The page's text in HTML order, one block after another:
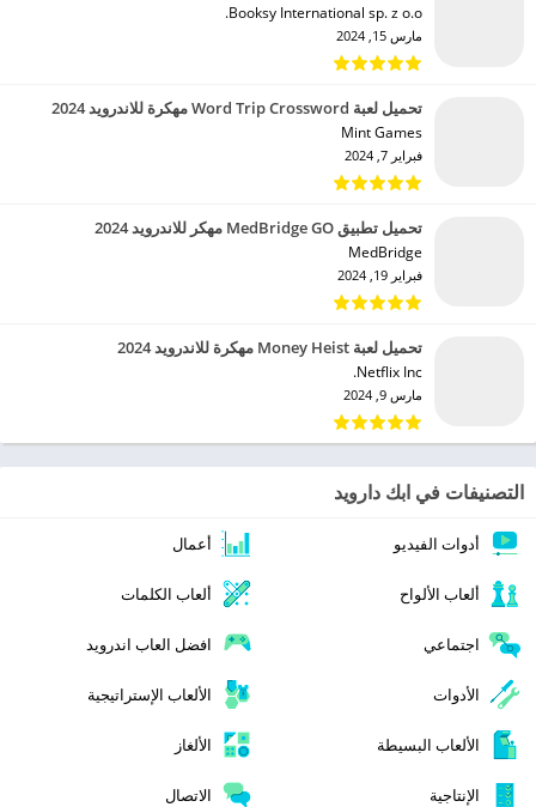
Booksy International sp. z o.o.‏
مارس 15, 2024
تحميل لعبة Word Trip Crossword مهكرة للاندرويد 2024
Mint Games‏
فبراير 7, 2024
تحميل تطبيق MedBridge GO مهكر للاندرويد 2024
MedBridge‏
فبراير 19, 2024
تحميل لعبة Money Heist مهكرة للاندرويد 2024
Netflix Inc.‏
مارس 9, 2024
التصنيفات في ابك دارويد
أدوات الفيديو أعمال
ألعاب الألواح ألعاب الكلمات
اجتماعي افضل العاب اندرويد
الأدوات الألعاب الإستراتيجية
الألعاب البسيطة الألغاز
الإنتاجية الاتصال